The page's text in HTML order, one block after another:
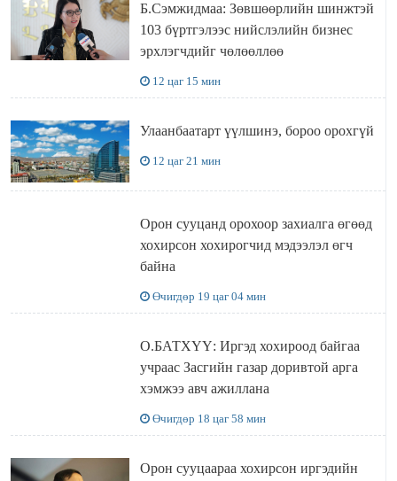
Б.Сэмжидмаа: Зөвшөөрлийн шинжтэй
103 бүртгэлээс нийслэлийн бизнес
эрхлэгчдийг чөлөөллөө
12 цаг 15 мин
Улаанбаатарт үүлшинэ, бороо орохгүй
12 цаг 21 мин
Орон сууцанд орохоор захиалга өгөөд
хохирсон хохирогчид мэдээлэл өгч
байна
Өчигдөр 19 цаг 04 мин
О.БАТХҮҮ: Иргэд хохироод байгаа
учраас Засгийн газар доривтой арга
хэмжээ авч ажиллана
Өчигдөр 18 цаг 58 мин
Орон сууцаараа хохирсон иргэдийн